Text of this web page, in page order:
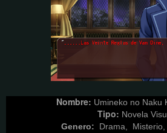
Nombre: Umineko no Naku
Tipo: Novela
Genero: Drama, Misterio,